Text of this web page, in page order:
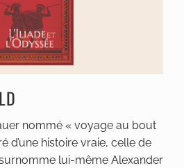
nommé « voyage au bout
d’une histoire vraie, celle de
lui-même Alexander